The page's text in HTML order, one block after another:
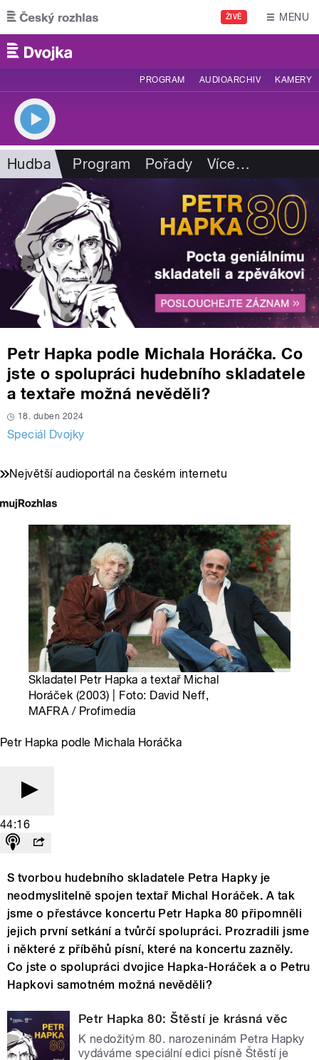
Přejít k hlavnímu obsahu
ŽIVĚ MENU
PROGRAM AUDIOARCHIV KAMERY
Hudba Program Pořady Více…
Petr Hapka podle Michala Horáčka. Co
jste o spolupráci hudebního skladatele
a textaře možná nevěděli?
18. duben 2024
Speciál Dvojky
Největší audioportál na českém internetu
Skladatel Petr Hapka a textař Michal
Horáček (2003) | Foto: David Neff,
MAFRA / Profimedia
Petr Hapka podle Michala Horáčka
44:16
S tvorbou hudebního skladatele Petra Hapky je
neodmyslitelně spojen textař Michal Horáček. A tak
jsme o přestávce koncertu Petr Hapka 80 připomněli
jejich první setkání a tvůrčí spolupráci. Prozradili jsme
i některé z příběhů písní, které na koncertu zazněly.
Co jste o spolupráci dvojice Hapka-Horáček a o Petru
Hapkovi samotném možná nevěděli?
Petr Hapka 80: Štěstí je krásná věc
K nedožitým 80. narozeninám Petra Hapky
vydáváme speciální edici písně Štěstí je